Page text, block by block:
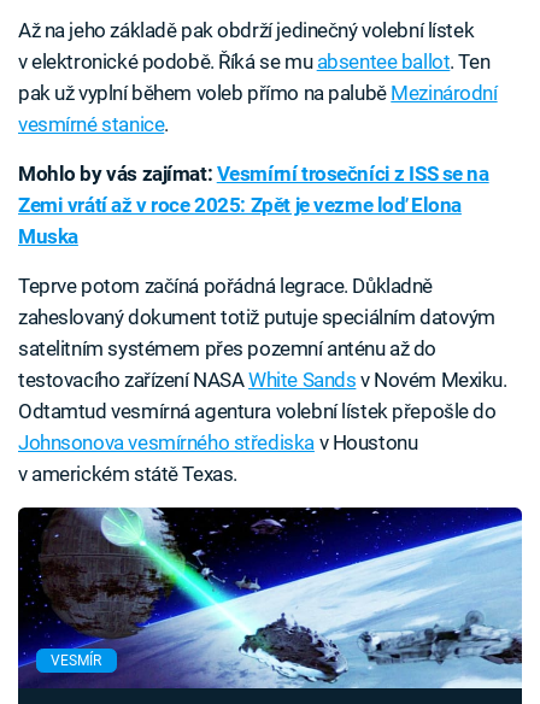
Až na jeho základě pak obdrží jedinečný volební lístek
v elektronické podobě. Říká se mu absentee ballot. Ten
pak už vyplní během voleb přímo na palubě Mezinárodní
vesmírné stanice.
Mohlo by vás zajímat: Vesmírní trosečníci z ISS se na
Zemi vrátí až v roce 2025: Zpět je vezme loď Elona
Muska
Teprve potom začíná pořádná legrace. Důkladně
zaheslovaný dokument totiž putuje speciálním datovým
satelitním systémem přes pozemní anténu až do
testovacího zařízení NASAWhite Sands v Novém Mexiku.
Odtamtud vesmírná agentura volební lístek přepošle do
Johnsonova vesmírného střediskav Houstonu
v americkém státě Texas.
VESMÍR